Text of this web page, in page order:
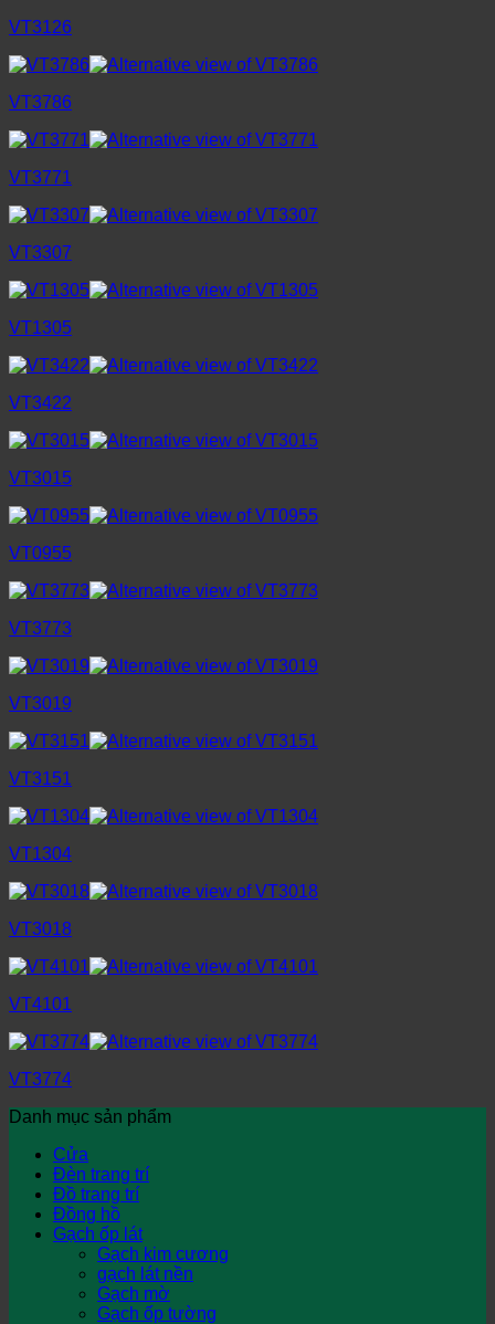
VT3126
VT3786
VT3771
VT3307
VT1305
VT3422
VT3015
VT0955
VT3773
VT3019
VT3151
VT1304
VT3018
VT4101
VT3774
Danh mục sản phẩm
Cửa
Đèn trang trí
Đồ trang trí
Đồng hồ
Gạch ốp lát
Gạch kim cương
gạch lát nền
Gạch mờ
Gạch ốp tường